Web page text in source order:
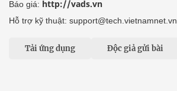
Báo giá: http://vads.vn
Hỗ trợ kỹ thuật: support@tech.vietnamnet.vn
Tải ứng dụng Độc giả gửi bài